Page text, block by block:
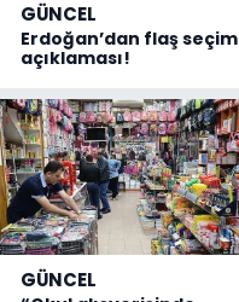
GÜNCEL
Erdoğan’dan flaş seçim
açıklaması!
GÜNCEL